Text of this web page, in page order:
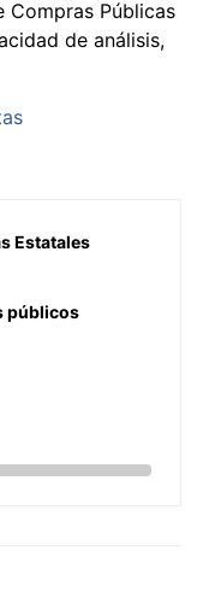
Compras Públicas
de análisis,
Estatales
públicos